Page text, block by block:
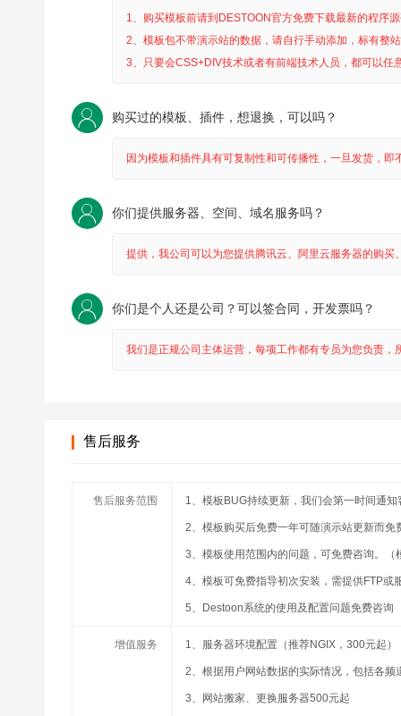
1、购买模板前请到DESTOON官方免费下载最新的程序
2、模板包不带演示站的数据，请自行手动添加，标有整
3、只要会CSS+DIV技术或者有前端技术人员，都可以任
购买过的模板、插件，想退换，可以吗？
因为模板和插件具有可复制性和可传播性，一旦发货，
你们提供服务器、空间、域名服务吗？
提供，我公司可以为您提供腾讯云、阿里云服务器的购
你们是个人还是公司？可以签合同，开发票吗？
我们是正规公司主体运营，每项工作都有专员为您负责
售后服务
售后服务范围 1、模板BUG持续更新，我们会第一时间通知
2、模板购买后免费一年可随演示站更新而免
3、模板使用范围内的问题，可免费咨询。
4、模板可免费指导初次安装，需提供FTP
5、Destoon系统的使用及配置问题免费咨询
增值服务 1、服务器环境配置（推荐NGIX，300元起）
2、根据用户网站数据的实际情况，包括各
3、网站搬家、更换服务器500元起